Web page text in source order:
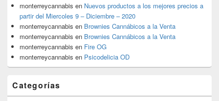
monterreycannabis en Nuevos productos a los mejores precios a
partir del Miercoles 9 – Diciembre – 2020
monterreycannabis en Brownies Cannábicos a la Venta
monterreycannabis en Brownies Cannábicos a la Venta
monterreycannabis en Fire OG
monterreycannabis en Psicodelicia OD
Categorías